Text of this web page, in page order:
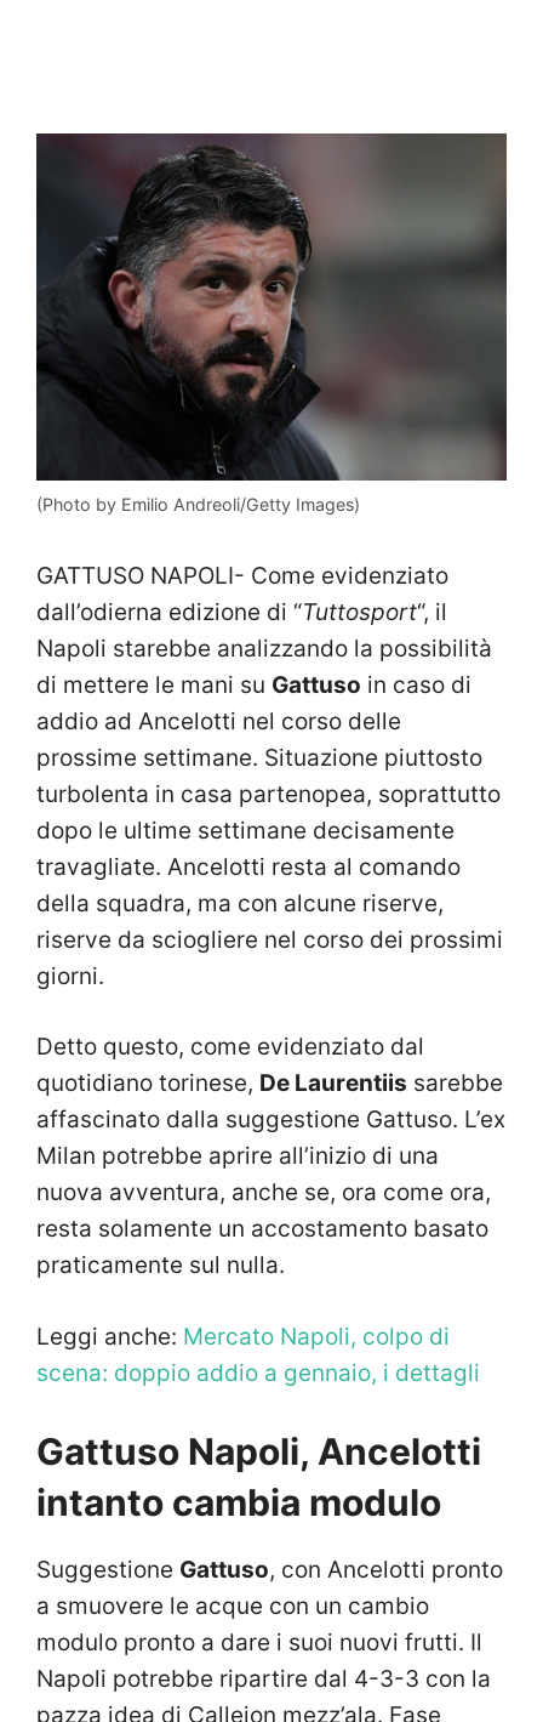
(Photo by Emilio Andreoli/Getty Images)
GATTUSO NAPOLI- Come evidenziato
dall’odierna edizione di “Tuttosport“, il
Napoli starebbe analizzando la possibilità
di mettere le mani su Gattuso in caso di
addio ad Ancelotti nel corso delle
prossime settimane. Situazione piuttosto
turbolenta in casa partenopea, soprattutto
dopo le ultime settimane decisamente
travagliate. Ancelotti resta al comando
della squadra, ma con alcune riserve,
riserve da sciogliere nel corso dei prossimi
giorni.
Detto questo, come evidenziato dal
quotidiano torinese, De Laurentiis sarebbe
affascinato dalla suggestione Gattuso. L’ex
Milan potrebbe aprire all’inizio di una
nuova avventura, anche se, ora come ora,
resta solamente un accostamento basato
praticamente sul nulla.
Leggi anche: Mercato Napoli, colpo di
scena: doppio addio a gennaio, i dettagli
Gattuso Napoli, Ancelotti
intanto cambia modulo
Suggestione Gattuso, con Ancelotti pronto
a smuovere le acque con un cambio
modulo pronto a dare i suoi nuovi frutti. Il
Napoli potrebbe ripartire dal 4-3-3 con la
pazza idea di Callejon mezz’ala. Fase